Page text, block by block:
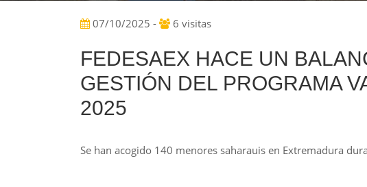
07/10/2025 - 6 visitas
FEDESAEX HACE UN
GESTIÓN DEL PROGRAMA
2025
Se han acogido 140 menores saharauis en Extremadura